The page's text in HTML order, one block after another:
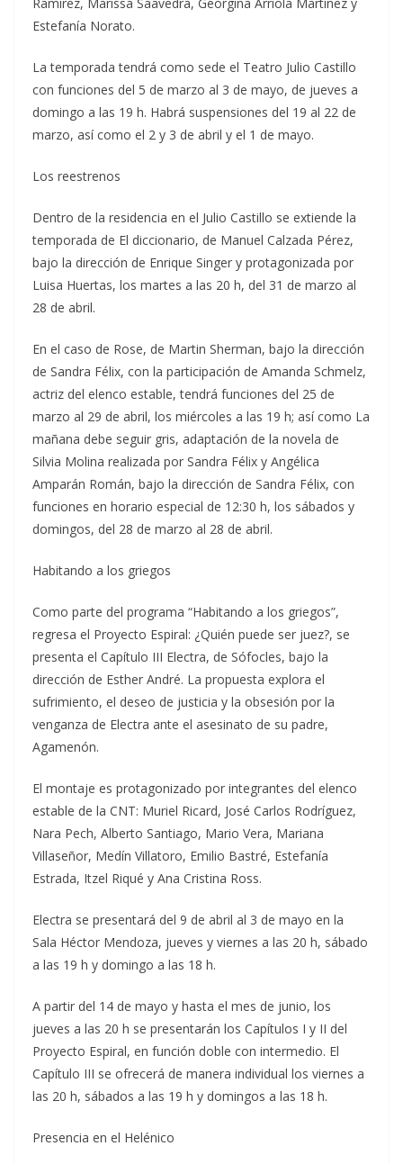
Ramírez, Marissa Saavedra, Georgina Arriola Martínez y
Estefanía Norato.
La temporada tendrá como sede el Teatro Julio Castillo
con funciones del 5 de marzo al 3 de mayo, de jueves a
domingo a las 19 h. Habrá suspensiones del 19 al 22 de
marzo, así como el 2 y 3 de abril y el 1 de mayo.
Los reestrenos
Dentro de la residencia en el Julio Castillo se extiende la
temporada de El diccionario, de Manuel Calzada Pérez,
bajo la dirección de Enrique Singer y protagonizada por
Luisa Huertas, los martes a las 20 h, del 31 de marzo al
28 de abril.
En el caso de Rose, de Martin Sherman, bajo la dirección
de Sandra Félix, con la participación de Amanda Schmelz,
actriz del elenco estable, tendrá funciones del 25 de
marzo al 29 de abril, los miércoles a las 19 h; así como La
mañana debe seguir gris, adaptación de la novela de
Silvia Molina realizada por Sandra Félix y Angélica
Amparán Román, bajo la dirección de Sandra Félix, con
funciones en horario especial de 12:30 h, los sábados y
domingos, del 28 de marzo al 28 de abril.
Habitando a los griegos
Como parte del programa “Habitando a los griegos”,
regresa el Proyecto Espiral: ¿Quién puede ser juez?, se
presenta el Capítulo III Electra, de Sófocles, bajo la
dirección de Esther André. La propuesta explora el
sufrimiento, el deseo de justicia y la obsesión por la
venganza de Electra ante el asesinato de su padre,
Agamenón.
El montaje es protagonizado por integrantes del elenco
estable de la CNT: Muriel Ricard, José Carlos Rodríguez,
Nara Pech, Alberto Santiago, Mario Vera, Mariana
Villaseñor, Medín Villatoro, Emilio Bastré, Estefanía
Estrada, Itzel Riqué y Ana Cristina Ross.
Electra se presentará del 9 de abril al 3 de mayo en la
Sala Héctor Mendoza, jueves y viernes a las 20 h, sábado
a las 19 h y domingo a las 18 h.
A partir del 14 de mayo y hasta el mes de junio, los
jueves a las 20 h se presentarán los Capítulos I y II del
Proyecto Espiral, en función doble con intermedio. El
Capítulo III se ofrecerá de manera individual los viernes a
las 20 h, sábados a las 19 h y domingos a las 18 h.
Presencia en el Helénico